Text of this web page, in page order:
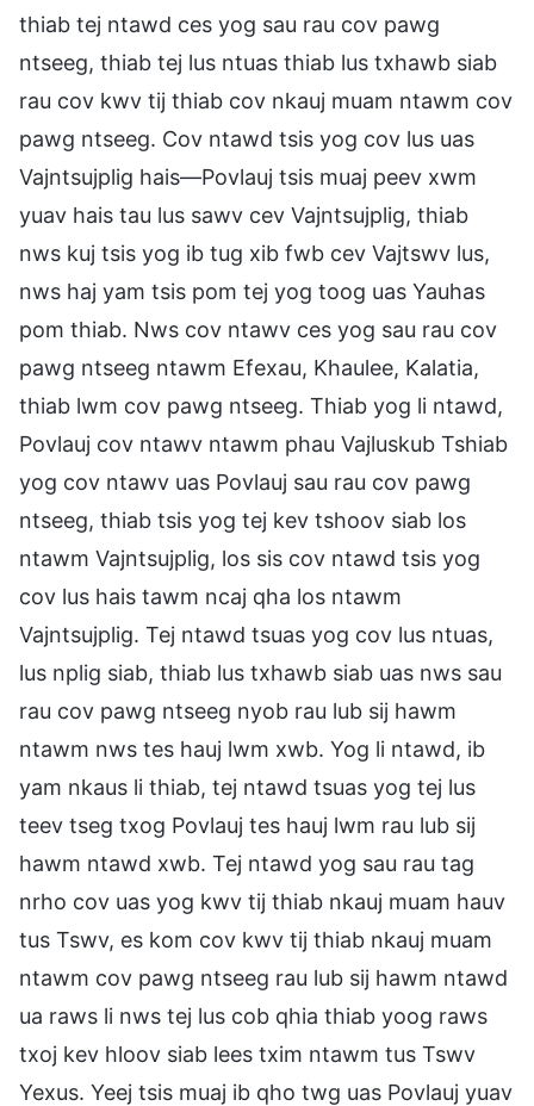
thiab tej ntawd ces yog sau rau cov pawg
ntseeg, thiab tej lus ntuas thiab lus txhawb siab
rau cov kwv tij thiab cov nkauj muam ntawm cov
pawg ntseeg. Cov ntawd tsis yog cov lus uas
Vajntsujplig hais—Povlauj tsis muaj peev xwm
yuav hais tau lus sawv cev Vajntsujplig, thiab
nws kuj tsis yog ib tug xib fwb cev Vajtswv lus,
nws haj yam tsis pom tej yog toog uas Yauhas
pom thiab. Nws cov ntawv ces yog sau rau cov
pawg ntseeg ntawm Efexau, Khaulee, Kalatia,
thiab lwm cov pawg ntseeg. Thiab yog li ntawd,
Povlauj cov ntawv ntawm phau Vajluskub Tshiab
yog cov ntawv uas Povlauj sau rau cov pawg
ntseeg, thiab tsis yog tej kev tshoov siab los
ntawm Vajntsujplig, los sis cov ntawd tsis yog
cov lus hais tawm ncaj qha los ntawm
Vajntsujplig. Tej ntawd tsuas yog cov lus ntuas,
lus nplig siab, thiab lus txhawb siab uas nws sau
rau cov pawg ntseeg nyob rau lub sij hawm
ntawm nws tes hauj lwm xwb. Yog li ntawd, ib
yam nkaus li thiab, tej ntawd tsuas yog tej lus
teev tseg txog Povlauj tes hauj lwm rau lub sij
hawm ntawd xwb. Tej ntawd yog sau rau tag
nrho cov uas yog kwv tij thiab nkauj muam hauv
tus Tswv, es kom cov kwv tij thiab nkauj muam
ntawm cov pawg ntseeg rau lub sij hawm ntawd
ua raws li nws tej lus cob qhia thiab yoog raws
txoj kev hloov siab lees txim ntawm tus Tswv
Yexus. Yeej tsis muaj ib qho twg uas Povlauj yuav